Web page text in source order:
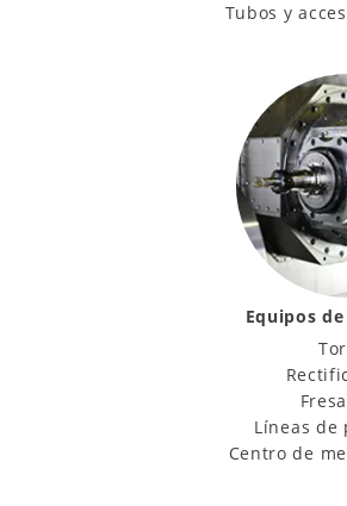
Tubos y
Equipos
Líneas de
Centro de